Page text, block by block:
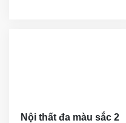
Nội thất đa màu sắc 2